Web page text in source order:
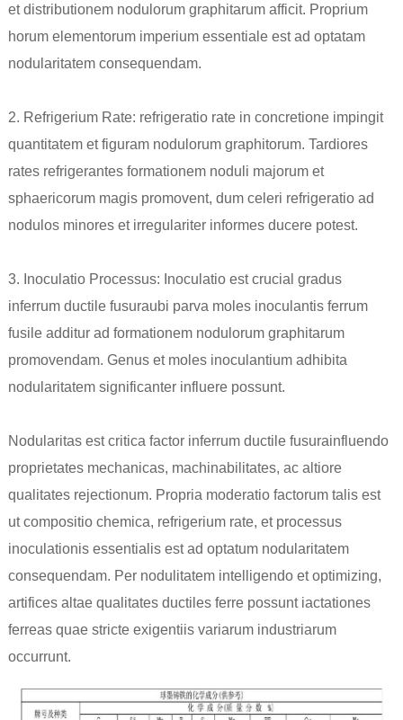
et distributionem nodulorum graphitarum afficit. Proprium
horum elementorum imperium essentiale est ad optatam
nodularitatem consequendam.
2. Refrigerium Rate: refrigeratio rate in concretione impingit
quantitatem et figuram nodulorum graphitorum. Tardiores
rates refrigerantes formationem noduli majorum et
sphaericorum magis promovent, dum celeri refrigeratio ad
nodulos minores et irregulariter informes ducere potest.
3. Inoculatio Processus: Inoculatio est crucial gradus
inferrum ductile fusuraubi parva moles inoculantis ferrum
fusile additur ad formationem nodulorum graphitarum
promovendam. Genus et moles inoculantium adhibita
nodularitatem significanter influere possunt.
Nodularitas est critica factor inferrum ductile fusurainfluendo
proprietates mechanicas, machinabilitates, ac altiore
qualitates rejectionum. Propria moderatio factorum talis est
ut compositio chemica, refrigerium rate, et processus
inoculationis essentialis est ad optatum nodularitatem
consequendam. Per nodulitatem intelligendo et optimizing,
artifices altae qualitates ductiles ferre possunt iactationes
ferreas quae stricte exigentiis variarum industriarum
occurrunt.